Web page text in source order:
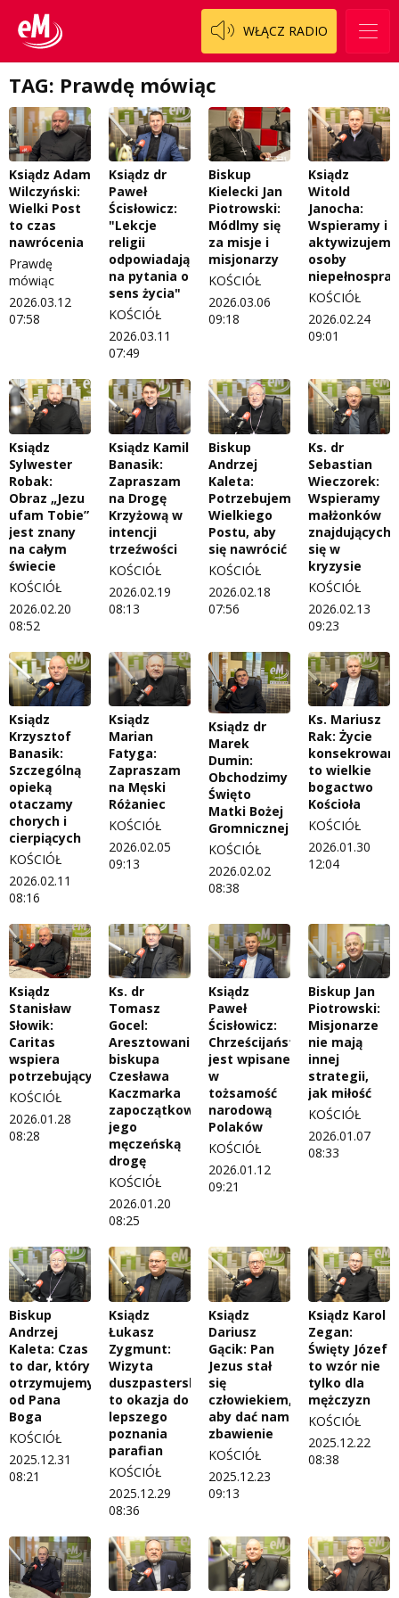
WŁĄCZ RADIO
TAG: Prawdę mówiąc
Ksiądz Adam
Wilczyński:
Wielki Post
to czas
nawrócenia
Prawdę
mówiąc
2026.03.12
07:58
Ksiądz dr
Paweł
Ścisłowicz:
"Lekcje
religii
odpowiadają
na pytania o
sens życia"
KOŚCIÓŁ
2026.03.11
07:49
Biskup
Kielecki Jan
Piotrowski:
Módlmy się
za misje i
misjonarzy
KOŚCIÓŁ
2026.03.06
09:18
Ksiądz
Witold
Janocha:
Wspieramy i
aktywizujemy
osoby
KOŚCIÓŁ
2026.02.24
09:01
Ksiądz
Sylwester
Robak:
Obraz „Jezu
ufam Tobie”
jest znany
na całym
świecie
KOŚCIÓŁ
2026.02.20
08:52
Ksiądz Kamil
Banasik:
Zapraszam
na Drogę
Krzyżową w
intencji
trzeźwości
KOŚCIÓŁ
2026.02.19
08:13
Biskup
Andrzej
Kaleta:
Potrzebujemy
Wielkiego
Postu, aby
się nawrócić
KOŚCIÓŁ
2026.02.18
07:56
Ks. dr
Sebastian
Wieczorek:
Wspieramy
małżonków
znajdujących
się w
kryzysie
KOŚCIÓŁ
2026.02.13
09:23
Ksiądz
Krzysztof
Banasik:
Szczególną
opieką
otaczamy
chorych i
cierpiących
KOŚCIÓŁ
2026.02.11
08:16
Ksiądz
Marian
Fatyga:
Zapraszam
na Męski
Różaniec
KOŚCIÓŁ
2026.02.05
09:13
Ksiądz dr
Marek
Dumin:
Obchodzimy
Święto
Matki Bożej
Gromnicznej
KOŚCIÓŁ
2026.02.02
08:38
Ks. Mariusz
Rak: Życie
to wielkie
bogactwo
Kościoła
KOŚCIÓŁ
2026.01.30
12:04
Ksiądz
Stanisław
Słowik:
Caritas
wspiera
potrzebujących
KOŚCIÓŁ
2026.01.28
08:28
Ks. dr
Tomasz
Gocel:
Aresztowanie
biskupa
Czesława
Kaczmarka
zapoczątkowało
jego
męczeńską
drogę
KOŚCIÓŁ
2026.01.20
08:25
Ksiądz
Paweł
Ścisłowicz:
Chrześcijaństwo
jest wpisane
w
tożsamość
narodową
Polaków
KOŚCIÓŁ
2026.01.12
09:21
Biskup Jan
Piotrowski:
Misjonarze
nie mają
innej
strategii,
jak miłość
KOŚCIÓŁ
2026.01.07
08:33
Biskup
Andrzej
Kaleta: Czas
to dar, który
otrzymujemy
od Pana
Boga
KOŚCIÓŁ
2025.12.31
08:21
Ksiądz
Łukasz
Zygmunt:
Wizyta
duszpasterska
to okazja do
lepszego
poznania
parafian
KOŚCIÓŁ
2025.12.29
08:36
Ksiądz
Dariusz
Gącik: Pan
Jezus stał
się
człowiekiem,
aby dać nam
zbawienie
KOŚCIÓŁ
2025.12.23
09:13
Ksiądz Karol
Zegan:
Święty Józef
to wzór nie
tylko dla
mężczyzn
KOŚCIÓŁ
2025.12.22
08:38